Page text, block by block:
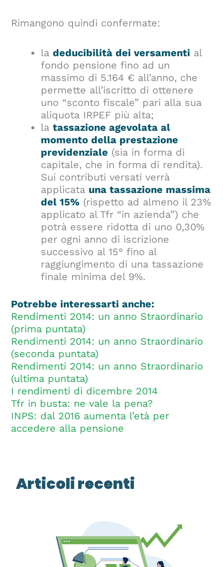
Rimangono quindi confermate:
ladeducibilità dei versamenti al
fondo pensione fino ad un
massimo di 5.164 € all’anno, che
permette all’iscritto di ottenere
uno “sconto fiscale” pari alla sua
aliquota IRPEF più alta;
latassazione agevolata al
momento della prestazione
previdenziale (sia in forma di
capitale, che in forma di rendita).
Sui contributi versati verrà
applicata una tassazione massima
del 15% (rispetto ad almeno il 23%
applicato al Tfr “in azienda”) che
potrà essere ridotta di uno 0,30%
per ogni anno di iscrizione
successivo al 15° fino al
raggiungimento di una tassazione
finale minima del 9%.
Potrebbe interessarti anche:
Rendimenti 2014: un anno Straordinario
(prima puntata)
Rendimenti 2014: un anno Straordinario
(seconda puntata)
Rendimenti 2014: un anno Straordinario
(ultima puntata)
I rendimenti di dicembre 2014
Tfr in busta: ne vale la pena?
INPS: dal 2016 aumenta l’età per
accedere alla pensione
Articoli recenti